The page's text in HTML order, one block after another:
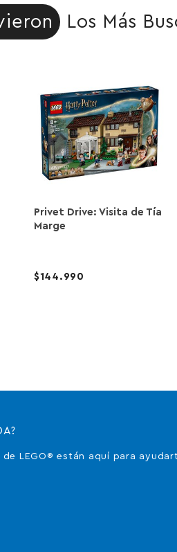
Los Más
Privet Drive: Visita de Tía
Marge
144.990
LEGO® están aquí para